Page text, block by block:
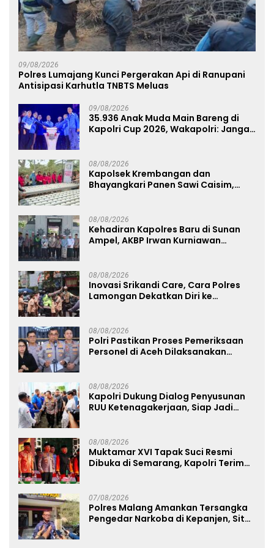
09/08/2026
Polres Lumajang Kunci Pergerakan Api di Ranupani
Antisipasi Karhutla TNBTS Meluas
09/08/2026
35.936 Anak Muda Main Bareng di
Kapolri Cup 2026, Wakapolri: Jangan
08/08/2026
Kapolsek Krembangan dan
Bhayangkari Panen Sawi Caisim,
08/08/2026
Kehadiran Kapolres Baru di Sunan
Ampel, AKBP Irwan Kurniawan
08/08/2026
Inovasi Srikandi Care, Cara Polres
Lamongan Dekatkan Diri ke
08/08/2026
Polri Pastikan Proses Pemeriksaan
Personel di Aceh Dilaksanakan
08/08/2026
Kapolri Dukung Dialog Penyusunan
RUU Ketenagakerjaan, Siap Jadi
08/08/2026
Muktamar XVI Tapak Suci Resmi
Dibuka di Semarang, Kapolri Terima
07/08/2026
Polres Malang Amankan Tersangka
Pengedar Narkoba di Kepanjen, Sita